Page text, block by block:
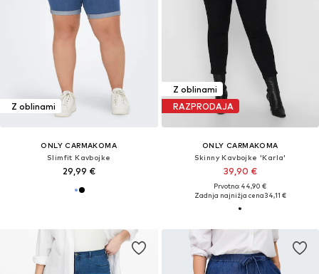
Z oblinami
ONLY CARMAKOMA
Slimfit Kavbojke
29,99 €
Z oblinami
RAZPRODAJA
ONLY CARMAKOMA
Skinny Kavbojke 'Karla'
39,90 €
Prvotno: 44,90 €
Zadnja najnižja cena34,11 €